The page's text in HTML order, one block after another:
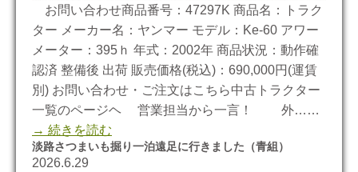
お問い合わせ商品番号：47297K 商品名：トラク
ター メーカー名：ヤンマー モデル：Ke-60 アワー
メーター：395ｈ 年式：2002年 商品状況：動作確
認済 整備後 出荷 販売価格(税込)：690,000円(運賃
別) お問い合わせ・ご注文はこちら中古トラクター
一覧のページヘ 営業担当から一言！ 外……
→ 続きを読む
淡路さつまいも掘り一泊遠足に行きました（青組）
2026.6.29